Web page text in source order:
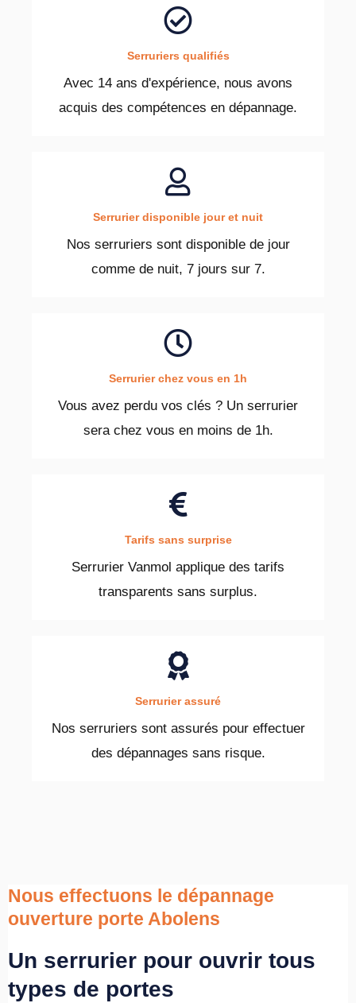
Serruriers qualifiés
Avec 14 ans d'expérience, nous avons
acquis des compétences en dépannage.
Serrurier disponible jour et nuit
Nos serruriers sont disponible de jour
comme de nuit, 7 jours sur 7.
Serrurier chez vous en 1h
Vous avez perdu vos clés ? Un serrurier
sera chez vous en moins de 1h.
Tarifs sans surprise
Serrurier Vanmol applique des tarifs
transparents sans surplus.
Serrurier assuré
Nos serruriers sont assurés pour effectuer
des dépannages sans risque.
Nous effectuons le dépannage
ouverture porte Abolens
Un serrurier pour ouvrir tous
types de portes